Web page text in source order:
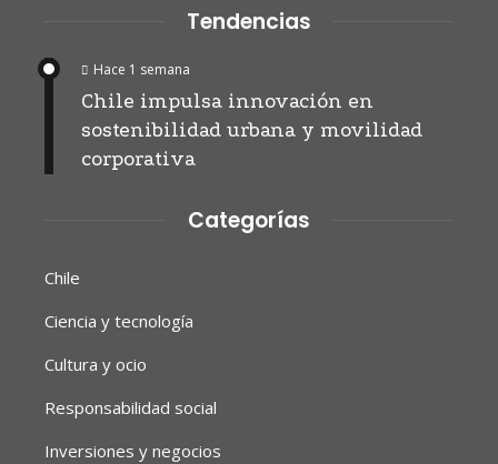
Tendencias
Hace 1 semana
Chile impulsa innovación en
sostenibilidad urbana y movilidad
corporativa
Categorías
Chile
Ciencia y tecnología
Cultura y ocio
Responsabilidad social
Inversiones y negocios